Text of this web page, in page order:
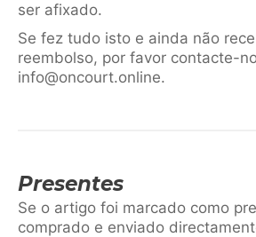
ser afixado.
Se fez tudo isto e ainda não
reembolso, por favor contacte-
info@oncourt.online.
Presentes
Se o artigo foi marcado como
comprado e enviado